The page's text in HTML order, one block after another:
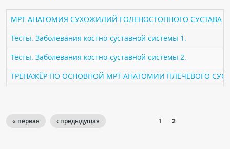
ПАЦИЕНТАМ
Где пройти обследование
Компьютерная томография (КТ)
Магнитно-резонансная томография (МРТ)
ПОМОЩЬ
МРТ АНАТОМИЯ СУХОЖИЛИЙ ГОЛЕНОСТОПНОГО СУСТАВА
Тесты. Заболевания костно-суставной системы 1.
Тесты. Заболевания костно-суставной системы 2.
ТРЕНАЖЁР ПО ОСНОВНОЙ МРТ-АНАТОМИИ ПЛЕЧЕВОГО
« первая ‹ предыдущая 1 2